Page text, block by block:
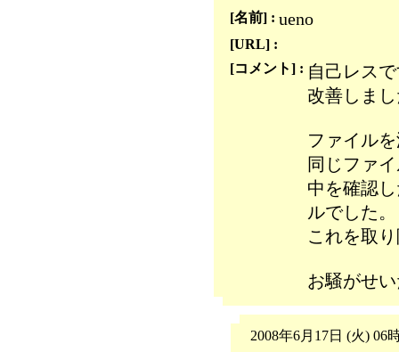
[名前] : ueno
[URL] :
[コメント] : 自己レス
改善しま
ファイル
同じファ
中を確認
ルでした。
これを取
お騒がせ
2008年6月17日 (火) 06